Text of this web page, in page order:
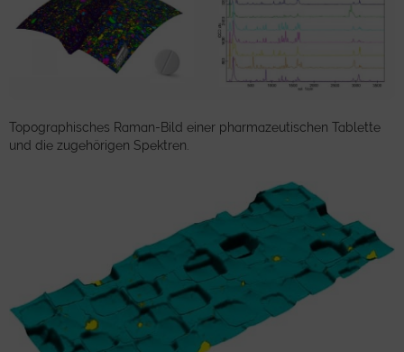
Topographisches Raman-Bild einer pharmazeutischen Tablette
und die zugehörigen Spektren.